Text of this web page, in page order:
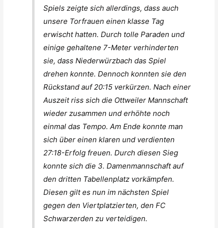
Spiels zeigte sich allerdings, dass auch
unsere Torfrauen einen klasse Tag
erwischt hatten. Durch tolle Paraden und
einige gehaltene 7-Meter verhinderten
sie, dass Niederwürzbach das Spiel
drehen konnte. Dennoch konnten sie den
Rückstand auf 20:15 verkürzen. Nach einer
Auszeit riss sich die Ottweiler Mannschaft
wieder zusammen und erhöhte noch
einmal das Tempo. Am Ende konnte man
sich über einen klaren und verdienten
27:18-Erfolg freuen. Durch diesen Sieg
konnte sich die 3. Damenmannschaft auf
den dritten Tabellenplatz vorkämpfen.
Diesen gilt es nun im nächsten Spiel
gegen den Viertplatzierten, den FC
Schwarzerden zu verteidigen.